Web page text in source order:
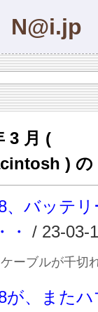
N@i.jp
3 月 (
) の
、バッテ
・ / 23-03-
ーブルが千切
が、また